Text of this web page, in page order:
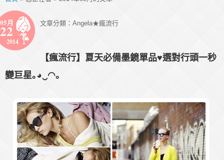
05月
22
2014
文章分類： Angela★瘋流行
【瘋流行】夏天必備墨鏡單品♥選對行頭一秒
變巨星｡◕‿◠｡